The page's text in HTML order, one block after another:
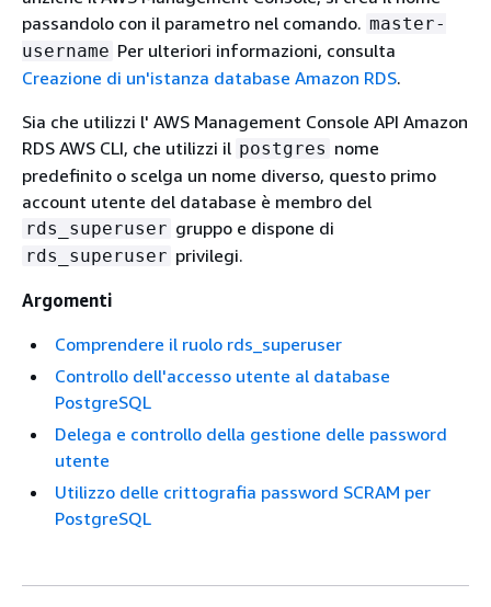
passandolo con il parametro nel comando. master-
username Per ulteriori informazioni, consulta
Creazione di un'istanza database Amazon RDS.
Sia che utilizzi l' AWS Management Console API Amazon
RDS AWS CLI, che utilizzi il postgres nome
predefinito o scelga un nome diverso, questo primo
account utente del database è membro del
rds_superuser gruppo e dispone di
rds_superuser privilegi.
Argomenti
Comprendere il ruolo rds_superuser
Controllo dell'accesso utente al database
PostgreSQL
Delega e controllo della gestione delle password
utente
Utilizzo delle crittografia password SCRAM per
PostgreSQL